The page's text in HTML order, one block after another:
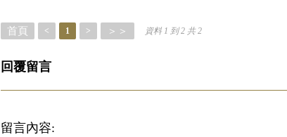
首頁 < 1 > ＞＞ 資料 1 到 2 共 2
回覆留言
留言內容: